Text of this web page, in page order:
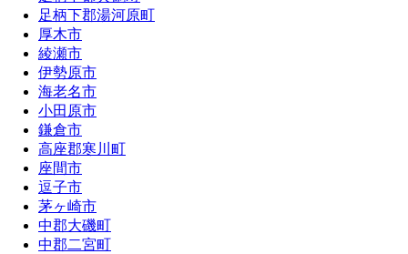
足柄下郡湯河原町
厚木市
綾瀬市
伊勢原市
海老名市
小田原市
鎌倉市
高座郡寒川町
座間市
逗子市
茅ヶ崎市
中郡大磯町
中郡二宮町